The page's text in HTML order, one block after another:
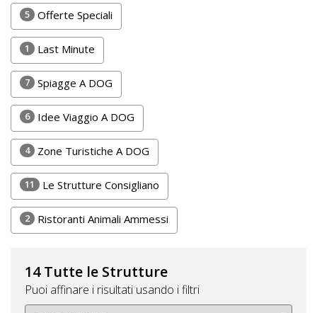
5 Offerte Speciali
1 Last Minute
7 Spiagge A DOG
6 Idee Viaggio A DOG
4 Zone Turistiche A DOG
11 Le Strutture Consigliano
2 Ristoranti Animali Ammessi
14 Tutte le Strutture
Puoi affinare i risultati usando i filtri